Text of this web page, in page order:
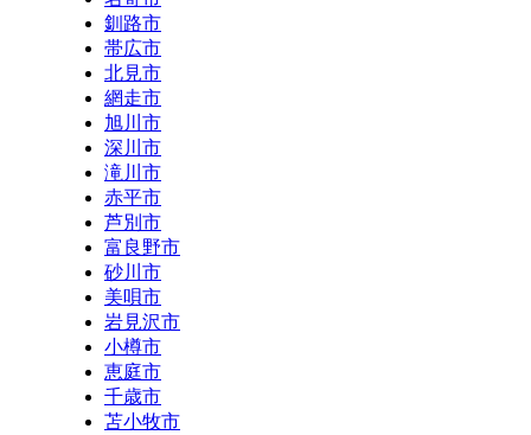
釧路市
帯広市
北見市
網走市
旭川市
深川市
滝川市
赤平市
芦別市
富良野市
砂川市
美唄市
岩見沢市
小樽市
恵庭市
千歳市
苫小牧市